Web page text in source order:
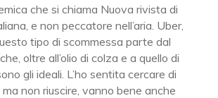
che si chiama Nuova rivista di
e non peccatore nell’aria. Uber,
tipo di scommessa parte dal
oltre all’olio di colza e a quello di
gli ideali. L’ho sentita cercare di
non riuscire, vanno bene anche